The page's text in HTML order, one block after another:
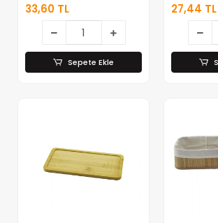
Tepsi (
12x24x0.8cm
)*144
33,60 TL
Sepete Ekle
Mini
27,44 TL